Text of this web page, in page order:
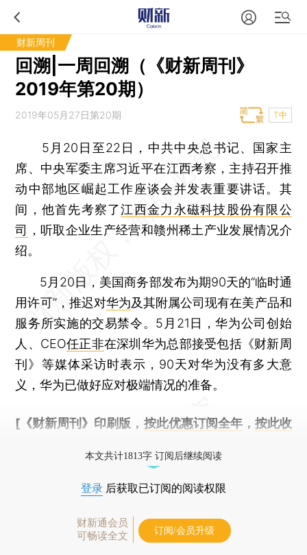
财新周刊
回溯|一周回溯（《财新周刊》
2019年第20期）
2019年05月27日第20期 T中
5月20日至22日，中共中央总书记、国家主
席、中央军委主席习近平在江西考察，主持召开推
动中部地区崛起工作座谈会并发表重要讲话。其
间，他首先考察了江西金力永磁科技股份有限公
司
，听取企业生产经营和赣州稀土产业发展情况介
绍。
5月20日，美国商务部发布为期90天的“临时通
用许可”，推迟对华为及其附属公司现有在美产品和
服务所实施的交易禁令。5月21日，华为公司创始
人、CEO任正非在深圳华为总部接受包括《财新周
刊》等媒体采访时表示，90天对华为没有多大意
义，华为已做好应对极端情况的准备。
[《财新周刊》印刷版， 按此优惠订阅全年， 按此收
本文共计1813字 订阅后继续阅读
登录 后获取已订阅的阅读权限
财新通会员
可畅读全文
订阅/会员升级